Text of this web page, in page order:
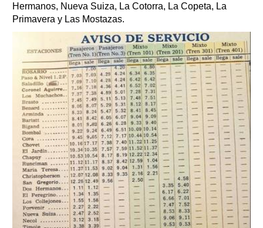
Hermanos, Nueva Suiza, La Cotorra, La Copeta, La
Primavera y Las Mostazas.